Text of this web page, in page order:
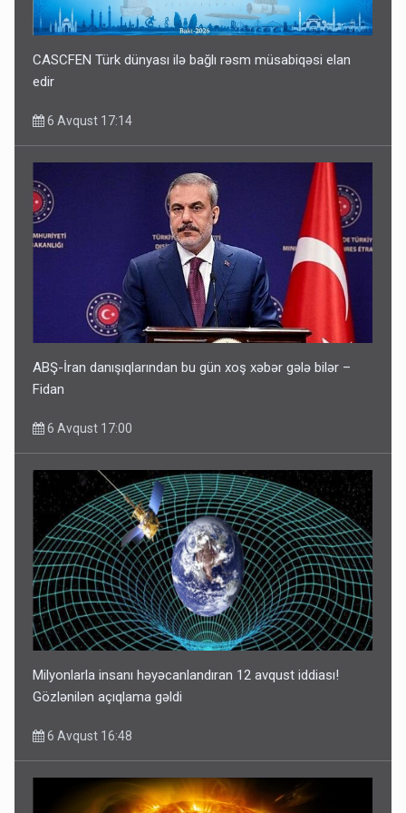
CASCFEN Türk dünyası ilə bağlı rəsm müsabiqəsi elan
edir
6 Avqust 17:14
ABŞ-İran danışıqlarından bu gün xoş xəbər gələ bilər –
Fidan
6 Avqust 17:00
Milyonlarla insanı həyəcanlandıran 12 avqust iddiası!
Gözlənilən açıqlama gəldi
6 Avqust 16:48